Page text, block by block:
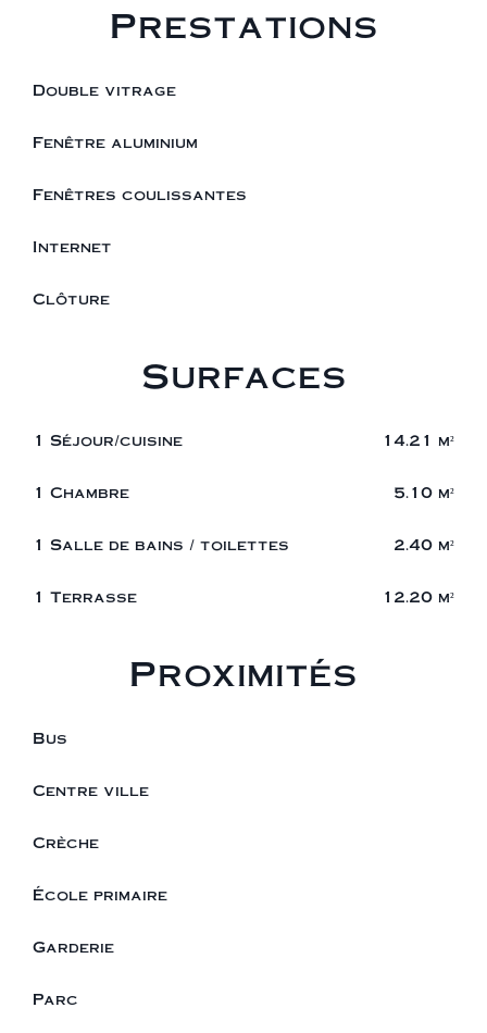
Prestations
Double vitrage
Fenêtre aluminium
Fenêtres coulissantes
Internet
Clôture
Surfaces
1 Séjour/cuisine 14.21 m²
1 Chambre 5.10 m²
1 Salle de bains / toilettes 2.40 m²
1 Terrasse 12.20 m²
Proximités
Bus
Centre ville
Crèche
École primaire
Garderie
Parc